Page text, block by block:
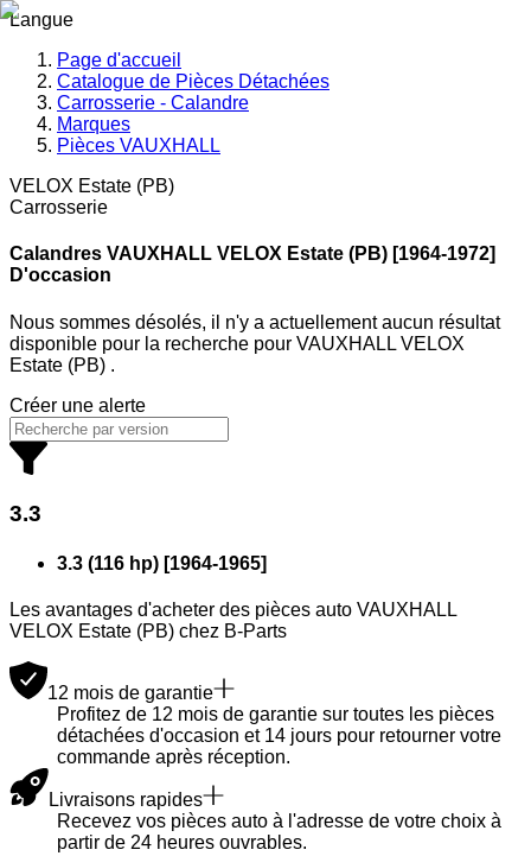
Langue
Page d'accueil
Catalogue de Pièces Détachées
Carrosserie - Calandre
Marques
Pièces VAUXHALL
VELOX Estate (PB)
Carrosserie
Calandres VAUXHALL VELOX Estate (PB) [1964-1972]
D'occasion
Nous sommes désolés, il n'y a actuellement aucun résultat
disponible pour la recherche pour VAUXHALL VELOX
Estate (PB) .
Créer une alerte
3.3
3.3 (116 hp) [1964-1965]
Les avantages d'acheter des pièces auto VAUXHALL
VELOX Estate (PB) chez B-Parts
12 mois de garantie
Profitez de 12 mois de garantie sur toutes les pièces
détachées d'occasion et 14 jours pour retourner votre
commande après réception.
Livraisons rapides
Recevez vos pièces auto à l'adresse de votre choix à
partir de 24 heures ouvrables.